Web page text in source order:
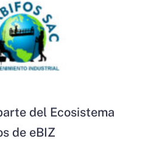
del Ecosistema
de eBIZ